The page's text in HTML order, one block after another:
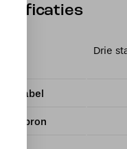
Drie
lichtbron